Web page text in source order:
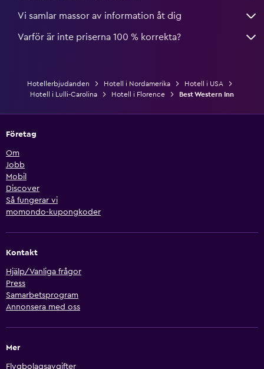
Vi samlar massor av information åt dig
Varför är inte priserna 100 % korrekta?
Hotellerbjudanden Hotell i Nordamerika
Hotell i USA
Hotell i Lulli-Carolina
Hotell i Florence Best Western Inn
Företag
Om
Jobb
Mobil
Discover
Så fungerar vi
momondo-kupongkoder
Kontakt
Hjälp/Vanliga frågor
Press
Samarbetsprogram
Annonsera med oss
Mer
Flygbolagsavgifter